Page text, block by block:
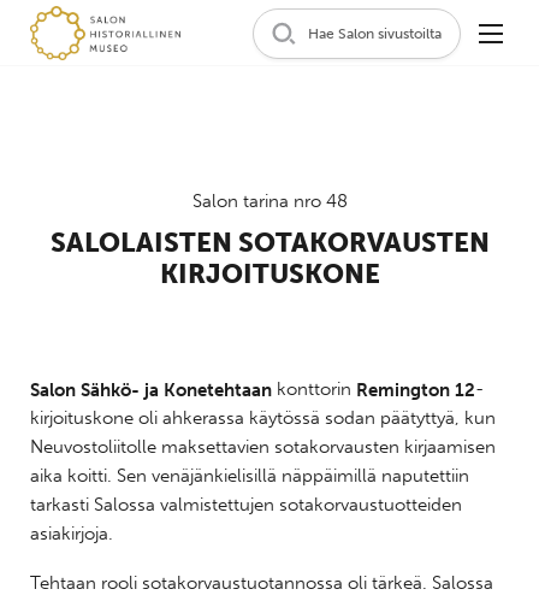
Hae Salon sivustoilta
Salon tarina nro 48
SALOLAISTEN SOTAKORVAUSTEN
KIRJOITUSKONE
Salon Sähkö- ja Konetehtaan konttorin Remington 12-
kirjoituskone oli ahkerassa käytössä sodan päätyttyä, kun
Neuvostoliitolle maksettavien sotakorvausten kirjaamisen
aika koitti. Sen venäjänkielisillä näppäimillä naputettiin
tarkasti Salossa valmistettujen sotakorvaustuotteiden
asiakirjoja.
Tehtaan rooli sotakorvaustuotannossa oli tärkeä. Salossa